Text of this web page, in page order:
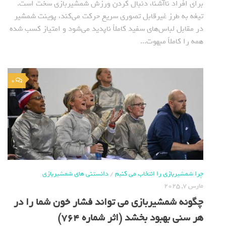
برای افراد ناآشنا، دنبال کردن ورزش شمشیربازی سخت است.
تیغه به طرز غیرقابل تصوری سریع حرکت می‌کند، پوینت شمشیر
در مقابل لباس‌های سفید کاملاً ناپدید می‌شود و امتیاز کسب شده
همه را کاملاً مبهوت...
0
چرا شمشیربازی را انتخاب می کنیم/دانستنی های شمشیربازی
مارس 7, 2025
چگونه شمشیربازی می تواند فشار خون شما را در
هر سنی بهبود بخشد (اثر شماره 764)